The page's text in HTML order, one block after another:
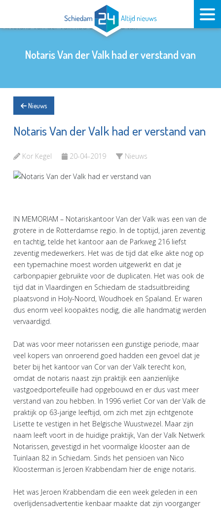
Notaris Van der Valk had er verstand van
Nieuws
Notaris Van der Valk had er verstand van
Kor Kegel 20-04-2019 Nieuws
IN MEMORIAM – Notariskantoor Van der Valk was een van de
grotere in de Rotterdamse regio. In de toptijd, jaren zeventig
en tachtig, telde het kantoor aan de Parkweg 216 liefst
zeventig medewerkers. Het was de tijd dat elke akte nog op
een typemachine moest worden uitgewerkt en dat je
carbonpapier gebruikte voor de duplicaten. Het was ook de
tijd dat in Vlaardingen en Schiedam de stadsuitbreiding
plaatsvond in Holy-Noord, Woudhoek en Spaland. Er waren
dus enorm veel koopaktes nodig, die alle handmatig werden
vervaardigd.
Dat was voor meer notarissen een gunstige periode, maar
veel kopers van onroerend goed hadden een gevoel dat je
beter bij het kantoor van Cor van der Valk terecht kon,
omdat de notaris naast zijn praktijk een aanzienlijke
vastgoedportefeuille had opgebouwd en er dus vast meer
verstand van zou hebben. In 1996 verliet Cor van der Valk de
praktijk op 63-jarige leeftijd, om zich met zijn echtgenote
Lisette te vestigen in het Belgische Wuustwezel. Maar zijn
naam leeft voort in de huidige praktijk, Van der Valk Netwerk
Notarissen, gevestigd in het voormalige klooster aan de
Tuinlaan 82 in Schiedam. Sinds het pensioen van Nico
Kloosterman is Jeroen Krabbendam hier de enige notaris.
Het was Jeroen Krabbendam die een week geleden in een
overlijdensadvertentie kenbaar maakte dat zijn voorganger